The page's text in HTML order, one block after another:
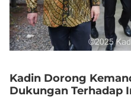
Kadin Dorong
Dukungan Terhadap